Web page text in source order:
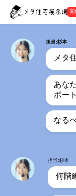
完
担当:杉本
メタ
あな
ポー
なる
担当:杉本
何階